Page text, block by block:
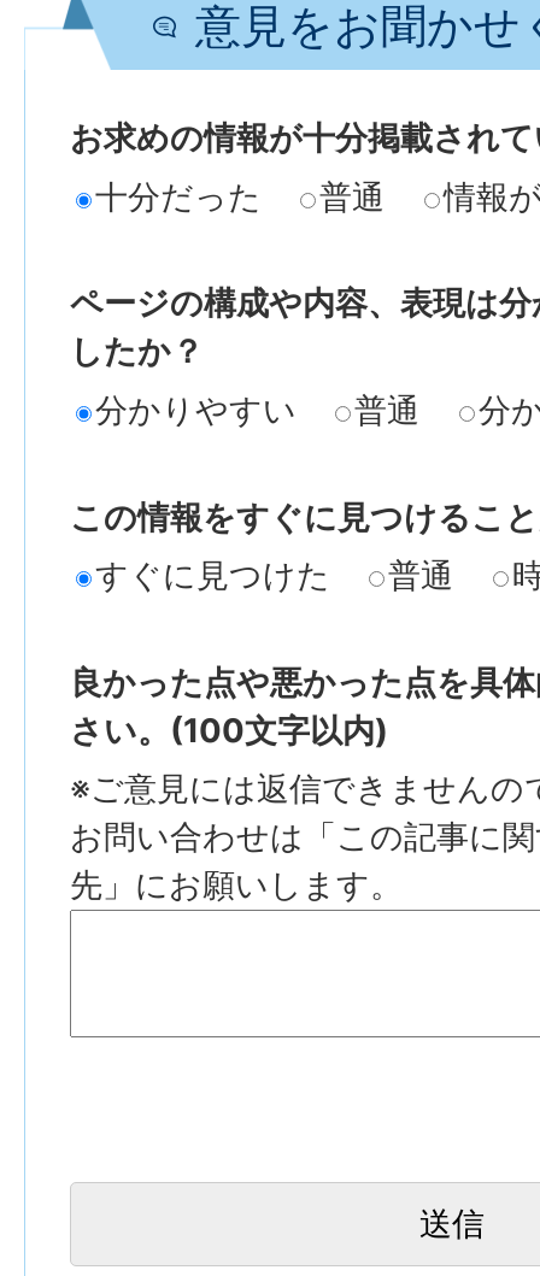
意見をお聞かせ
お求めの情報が十分掲載され
十分だった
普通 情報
ページの構成や内容、表現は
したか？
分かりやすい
普通 分
この情報をすぐに見つけるこ
すぐに見つけた
普通
良かった点や悪かった点を具
さい。(100文字以内)
※ご意見には返信できませんの
お問い合わせは「この記事に
先」にお願いします。